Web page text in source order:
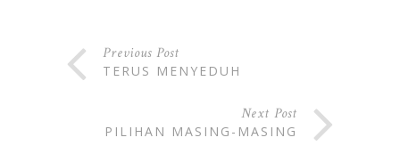
Previous Post
TERUS MENYEDUH
Next Post
PILIHAN MASING-MASING